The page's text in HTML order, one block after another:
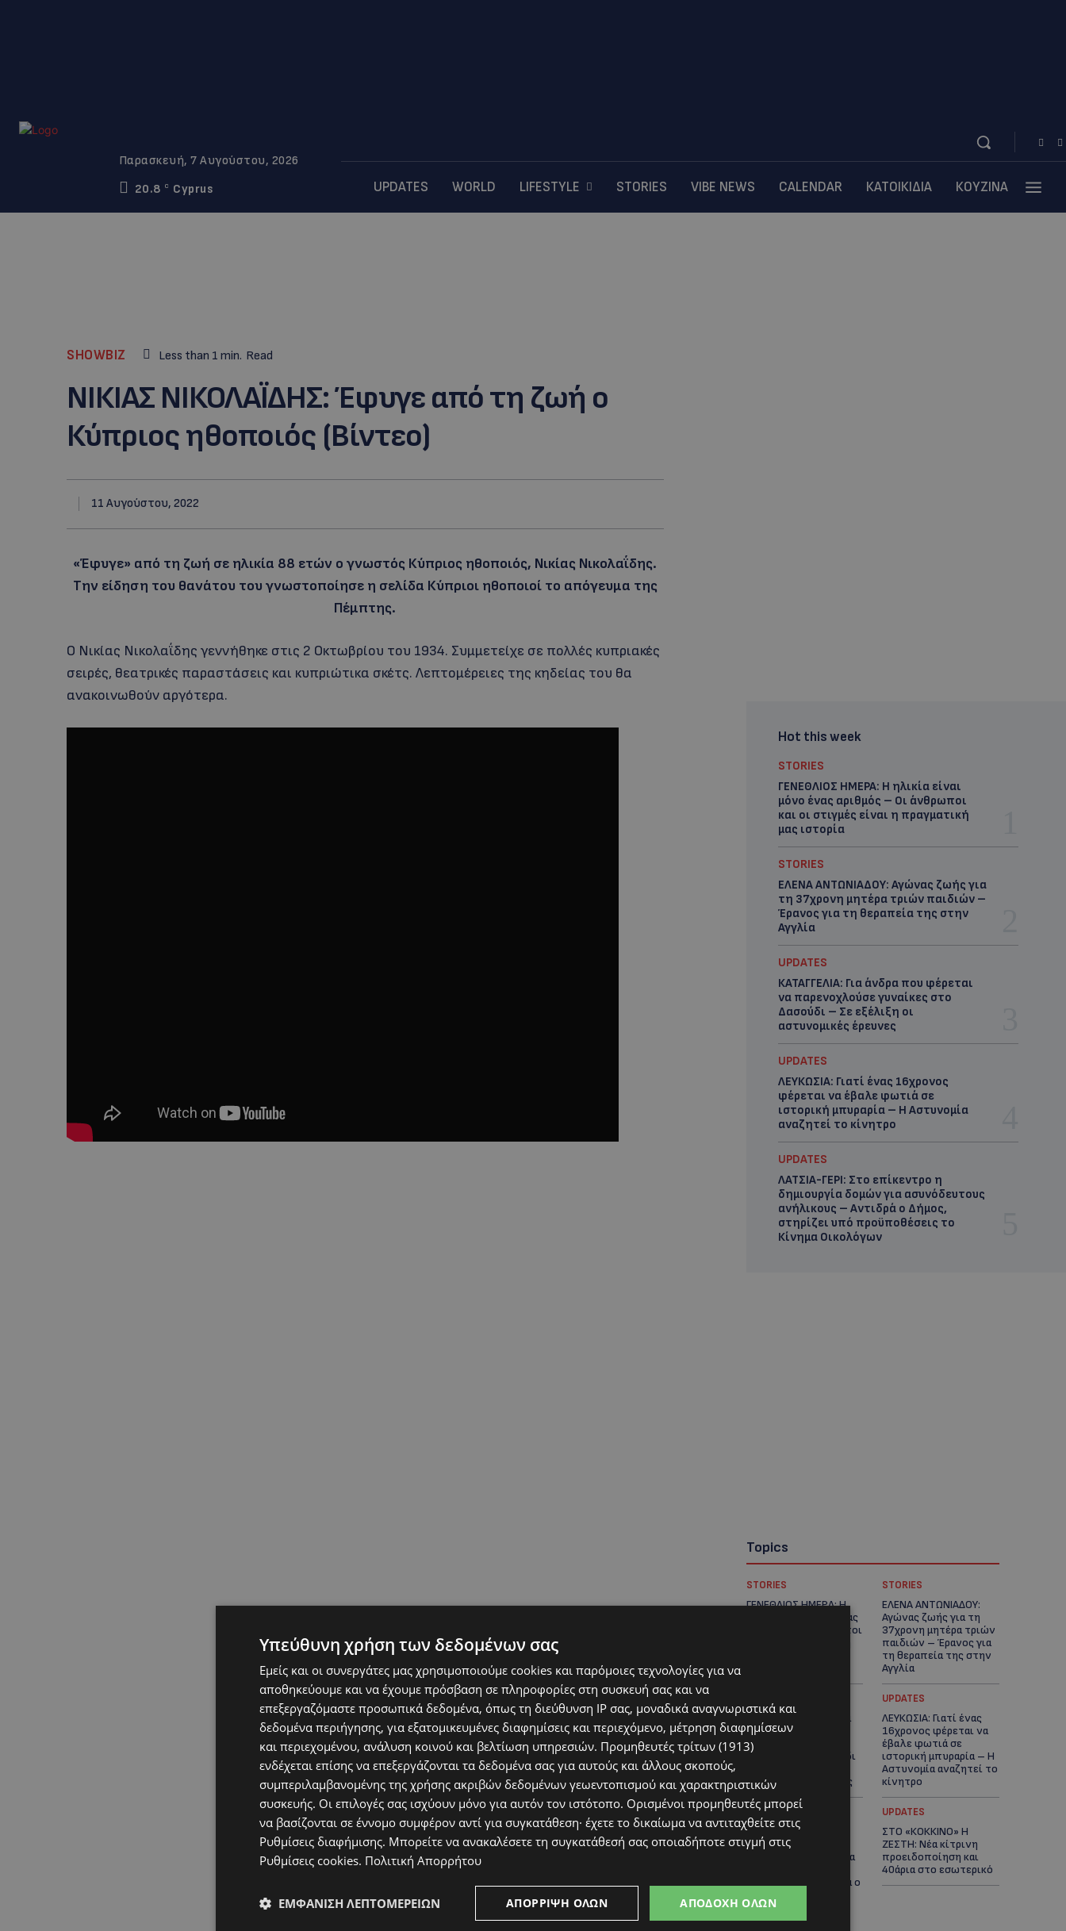
Παρασκευή, 7 Αυγούστου, 2026
20.8
C Cyprus UPDATES WORLD LIFESTYLE STORIES VIBE NEWS CALENDAR ΚΑΤΟΙΚΙΔΙΑ ΚΟΥΖΙΝΑ
SHOWBIZ Less than 1 min. Read
ΝΙΚΙΑΣ ΝΙΚΟΛΑΪΔΗΣ: Έφυγε από τη ζωή ο
Κύπριος ηθοποιός (Βίντεο)
11 Αυγούστου, 2022
«Έφυγε» από τη ζωή σε ηλικία 88 ετών ο γνωστός Κύπριος ηθοποιός, Νικίας Νικολαΐδης.
Την είδηση του θανάτου του γνωστοποίησε η σελίδα Κύπριοι ηθοποιοί το απόγευμα της
Πέμπτης.
Ο Νικίας Νικολαΐδης γεννήθηκε στις 2 Οκτωβρίου του 1934. Συμμετείχε σε πολλές κυπριακές
σειρές, θεατρικές παραστάσεις και κυπριώτικα σκέτς. Λεπτομέρειες της κηδείας του θα
ανακοινωθούν αργότερα.
Hot this week
STORIES
ΓΕΝΕΘΛΙΟΣ ΗΜΕΡΑ: Η ηλικία είναι
μόνο ένας αριθμός – Οι άνθρωποι
και οι στιγμές είναι η πραγματική
μας ιστορία
STORIES
ΕΛΕΝΑ ΑΝΤΩΝΙΑΔΟΥ: Αγώνας ζωής για
τη 37χρονη μητέρα τριών παιδιών –
Έρανος για τη θεραπεία της στην
Αγγλία
UPDATES
ΚΑΤΑΓΓΕΛΙΑ: Για άνδρα που φέρεται
να παρενοχλούσε γυναίκες στο
Δασούδι – Σε εξέλιξη οι
αστυνομικές έρευνες
UPDATES
ΛΕΥΚΩΣΙΑ: Γιατί ένας 16χρονος
φέρεται να έβαλε φωτιά σε
ιστορική μπυραρία – Η Αστυνομία
αναζητεί το κίνητρο
UPDATES
ΛΑΤΣΙΑ-ΓΕΡΙ: Στο επίκεντρο η
δημιουργία δομών για ασυνόδευτους
ανήλικους – Αντιδρά ο Δήμος,
στηρίζει υπό προϋποθέσεις το
Κίνημα Οικολόγων
Topics
STORIES
ΓΕΝΕΘΛΙΟΣ ΗΜΕΡΑ: Η
ηλικία είναι μόνο ένας
αριθμός – Οι άνθρωποι
STORIES
ΕΛΕΝΑ ΑΝΤΩΝΙΑΔΟΥ:
Αγώνας ζωής για τη
37χρονη μητέρα τριών
παιδιών – Έρανος για
τη θεραπεία της στην
Αγγλία
ΚΑΤΑΓΓΕΛΙΑ: Για άνδρα
που φέρεται να
παρενοχλούσε
γυναίκες στο Δασούδι
αστυνομικές έρευνες
UPDATES
ΛΕΥΚΩΣΙΑ: Γιατί ένας
16χρονος φέρεται να
έβαλε φωτιά σε
ιστορική μπυραρία – Η
Αστυνομία αναζητεί το
κίνητρο
UPDATES
ΛΑΤΣΙΑ-ΓΕΡΙ: Στο
επίκεντρο η
δημιουργία δομών για
ανήλικους – Αντιδρά ο
προϋποθέσεις το
Κίνημα Οικολόγων
UPDATES
ΣΤΟ «ΚΟΚΚΙΝΟ» Η
ΖΕΣΤΗ: Νέα κίτρινη
προειδοποίηση και
40άρια στο εσωτερικό
Υπεύθυνη χρήση των δεδομένων σας
Εμείς και οι συνεργάτες μας χρησιμοποιούμε cookies και παρόμοιες τεχνολογίες για να
αποθηκεύουμε και να έχουμε πρόσβαση σε πληροφορίες στη συσκευή σας και να
επεξεργαζόμαστε προσωπικά δεδομένα, όπως τη διεύθυνση IP σας, μοναδικά αναγνωριστικά και
δεδομένα περιήγησης, για εξατομικευμένες διαφημίσεις και περιεχόμενο, μέτρηση διαφημίσεων
και περιεχομένου, ανάλυση κοινού και βελτίωση υπηρεσιών. Προμηθευτές τρίτων (1913)
ενδέχεται επίσης να επεξεργάζονται τα δεδομένα σας για αυτούς και άλλους σκοπούς,
συμπεριλαμβανομένης της χρήσης ακριβών δεδομένων γεωεντοπισμού και χαρακτηριστικών
συσκευής. Οι επιλογές σας ισχύουν μόνο για αυτόν τον ιστότοπο. Ορισμένοι προμηθευτές μπορεί
να βασίζονται σε έννομο συμφέρον αντί για συγκατάθεση· έχετε το δικαίωμα να αντιταχθείτε στις
Ρυθμίσεις διαφήμισης. Μπορείτε να ανακαλέσετε τη συγκατάθεσή σας οποιαδήποτε στιγμή στις
Ρυθμίσεις cookies. Πολιτική Απορρήτου
ΑΠΟΔΟΧΉ ΌΛΩΝ
ΑΠΌΡΡΙΨΗ ΌΛΩΝ
ΕΜΦΆΝΙΣΗ ΛΕΠΤΟΜΕΡΕΙΏΝ